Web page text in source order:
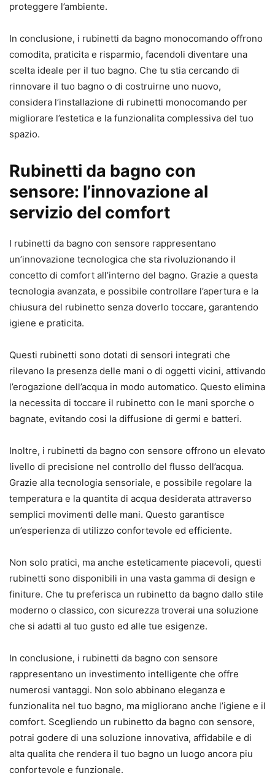
proteggere l’ambiente.
In conclusione, i rubinetti da bagno monocomando offrono
comodita, praticita e risparmio, facendoli diventare una
scelta ideale per il tuo bagno. Che tu stia cercando di
rinnovare il tuo bagno o di costruirne uno nuovo,
considera l’installazione di rubinetti monocomando per
migliorare l’estetica e la funzionalita complessiva del tuo
spazio.
Rubinetti da bagno con
sensore: l’innovazione al
servizio del comfort
I rubinetti da bagno con sensore rappresentano
un’innovazione tecnologica che sta rivoluzionando il
concetto di comfort all’interno del bagno. Grazie a questa
tecnologia avanzata, e possibile controllare l’apertura e la
chiusura del rubinetto senza doverlo toccare, garantendo
igiene e praticita.
Questi rubinetti sono dotati di sensori integrati che
rilevano la presenza delle mani o di oggetti vicini, attivando
l’erogazione dell’acqua in modo automatico. Questo elimina
la necessita di toccare il rubinetto con le mani sporche o
bagnate, evitando cosi la diffusione di germi e batteri.
Inoltre, i rubinetti da bagno con sensore offrono un elevato
livello di precisione nel controllo del flusso dell’acqua.
Grazie alla tecnologia sensoriale, e possibile regolare la
temperatura e la quantita di acqua desiderata attraverso
semplici movimenti delle mani. Questo garantisce
un’esperienza di utilizzo confortevole ed efficiente.
Non solo pratici, ma anche esteticamente piacevoli, questi
rubinetti sono disponibili in una vasta gamma di design e
finiture. Che tu preferisca un rubinetto da bagno dallo stile
moderno o classico, con sicurezza troverai una soluzione
che si adatti al tuo gusto ed alle tue esigenze.
In conclusione, i rubinetti da bagno con sensore
rappresentano un investimento intelligente che offre
numerosi vantaggi. Non solo abbinano eleganza e
funzionalita nel tuo bagno, ma migliorano anche l’igiene e il
comfort. Scegliendo un rubinetto da bagno con sensore,
potrai godere di una soluzione innovativa, affidabile e di
alta qualita che rendera il tuo bagno un luogo ancora piu
confortevole e funzionale.